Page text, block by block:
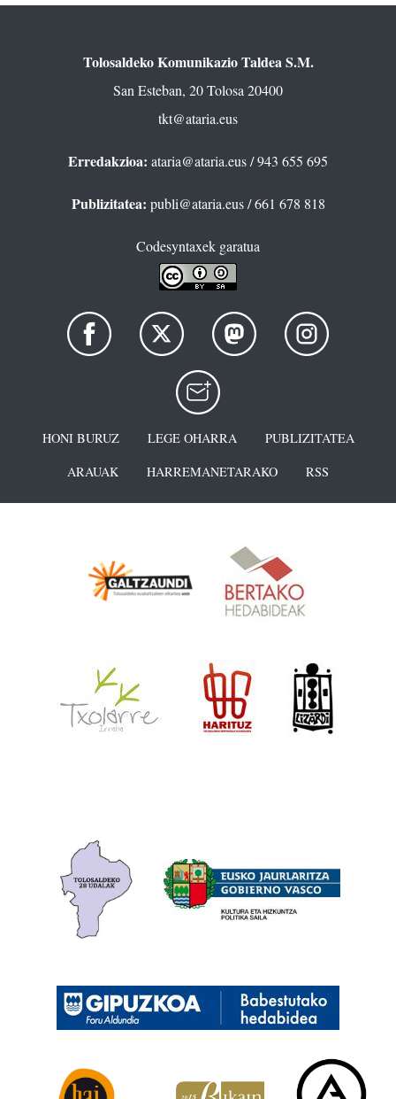
Tolosaldeko Komunikazio Taldea S.M.
San Esteban, 20 Tolosa 20400
tkt@ataria.eus
Erredakzioa: ataria@ataria.eus/ 943 655 695
Publizitatea: publi@ataria.eus/ 661 678 818
Codesyntaxek garatua
HONI BURUZ LEGE OHARRA
PUBLIZITATEA
ARAUAK
HARREMANETARAKO RSS